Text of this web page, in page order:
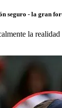
seguro - la gran
la